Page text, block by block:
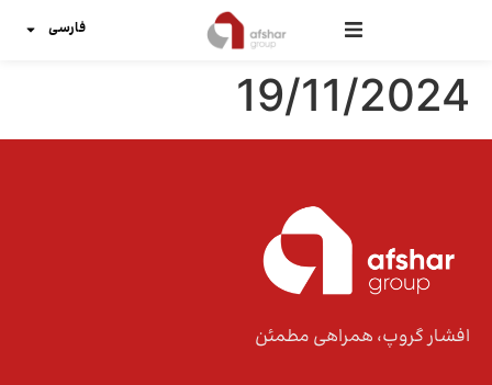
فارسی
19/11/2024
افشار گروپ، همراهی مطمئن